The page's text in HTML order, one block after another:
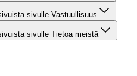
sivulle Vastuullisuus
sivulle Tietoa meistä